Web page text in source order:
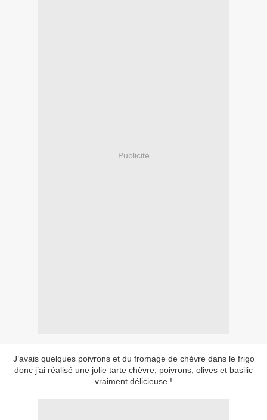
Publicité
J’avais quelques poivrons et du fromage de chèvre dans le frigo
donc j’ai réalisé une jolie tarte chèvre, poivrons, olives et basilic
vraiment délicieuse !